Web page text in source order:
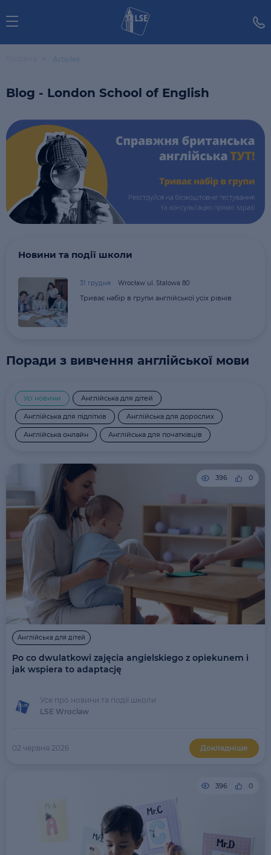
Blog - London School of English
Новини та події школи
31 грудня Wrocław ul. Stalowa 80
Триває набір в групи англійської усіх рівнів
Поради з вивчення англійської мови
Усі новини Англійська для дітей
Англійська для підлітків Англійська для дорослих
Англійська онлайн Англійська для початківців
396 0
Англійська для дітей
Po co dwulatkowi zajęcia angielskiego z opiekunem i
jak wspiera to adaptację
Усе про новини та події школи
LSE Wroclaw
02 червня 2026 Докладніше
396 0